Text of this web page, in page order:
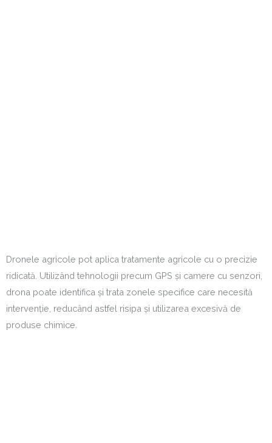
Dronele agricole pot aplica tratamente agricole cu o precizie
ridicată. Utilizând tehnologii precum GPS și camere cu senzori,
drona poate identifica și trata zonele specifice care necesită
intervenție, reducând astfel risipa și utilizarea excesivă de
produse chimice.